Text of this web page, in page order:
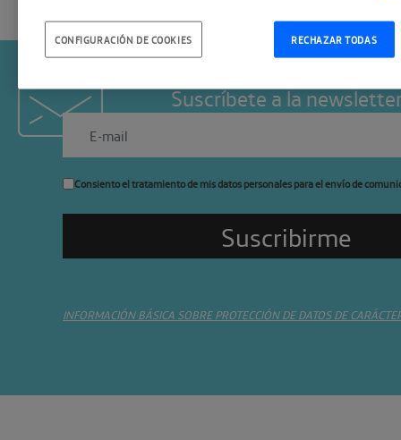
Suscríbete a la
Consiento el tratamiento de mis datos personales para el envío de
INFORMACIÓN BÁSICA SOBRE PROTECCIÓN DE DATOS DE
RECHAZAR TODAS
CONFIGURACIÓN DE COOKIES